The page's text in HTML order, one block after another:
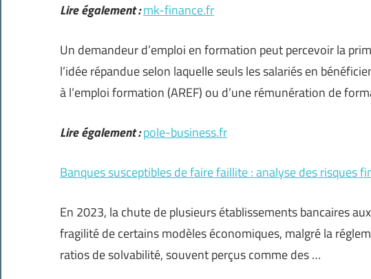
Lire également :mk-finance.fr
Un demandeur d’emploi en formation peut percevoir la
l’idée répandue selon laquelle seuls les salariés en
à l’emploi formation (AREF) ou d’une rémunération de
Lire également :pole-business.fr
Banques susceptibles de faire faillite : analyse des risques
En 2023, la chute de plusieurs établissements bancaires
fragilité de certains modèles économiques, malgré la
ratios de solvabilité, souvent perçus comme des …